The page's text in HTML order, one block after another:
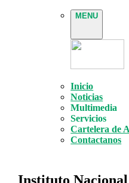
MENU
Inicio
Noticias
Multimedia
Servicios
Cartelera de
Contactanos